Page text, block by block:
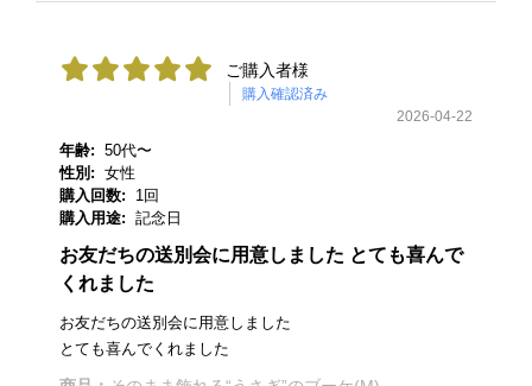
ご購入者様
購入確認済み
2026-04-22
年齢: 50代〜
性別: 女性
購入回数:
1回
購入用途: 記念日
お友だちの送別会に用意しました とても喜んで
くれました
お友だちの送別会に用意しました
とても喜んでくれました